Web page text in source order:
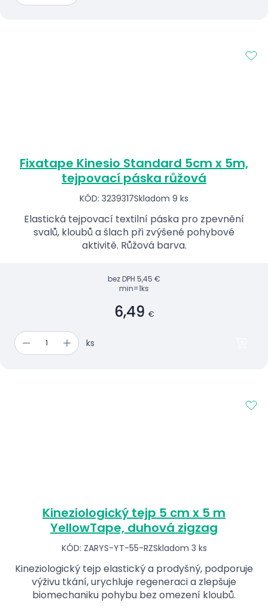
Fixatape Kinesio Standard 5cm x 5m,
tejpovací páska růžová
KÓD: 3239317Skladom 9 ks
Elastická tejpovací textilní páska pro zpevnění
svalů, kloubů a šlach při zvýšené pohybové
aktivitě. Růžová barva.
bez DPH 5,45 €
min=1ks
6,49 €
ks
Kineziologický tejp 5 cm x 5 m
YellowTape, duhová zigzag
KÓD: ZARYS-YT-55-RZSkladom 3 ks
Kineziologický tejp elastický a prodyšný, podporuje
výživu tkání, urychluje regeneraci a zlepšuje
biomechaniku pohybu bez omezení kloubů.